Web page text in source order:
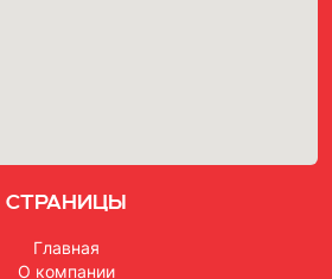
Страницы
Главная
О компании